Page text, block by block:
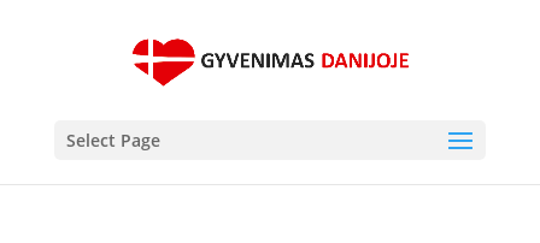
Select Page